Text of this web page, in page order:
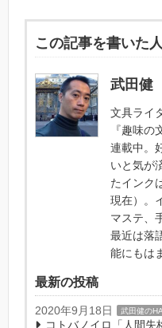
この記事を書いた人
武田健
文具ライ
『趣味
連載中。
いと気が
たインク
現在）。
マステ、
最近は落
能にもは
最新の投稿
2020年9月18日 武田健の
コトバノイロ「人間失